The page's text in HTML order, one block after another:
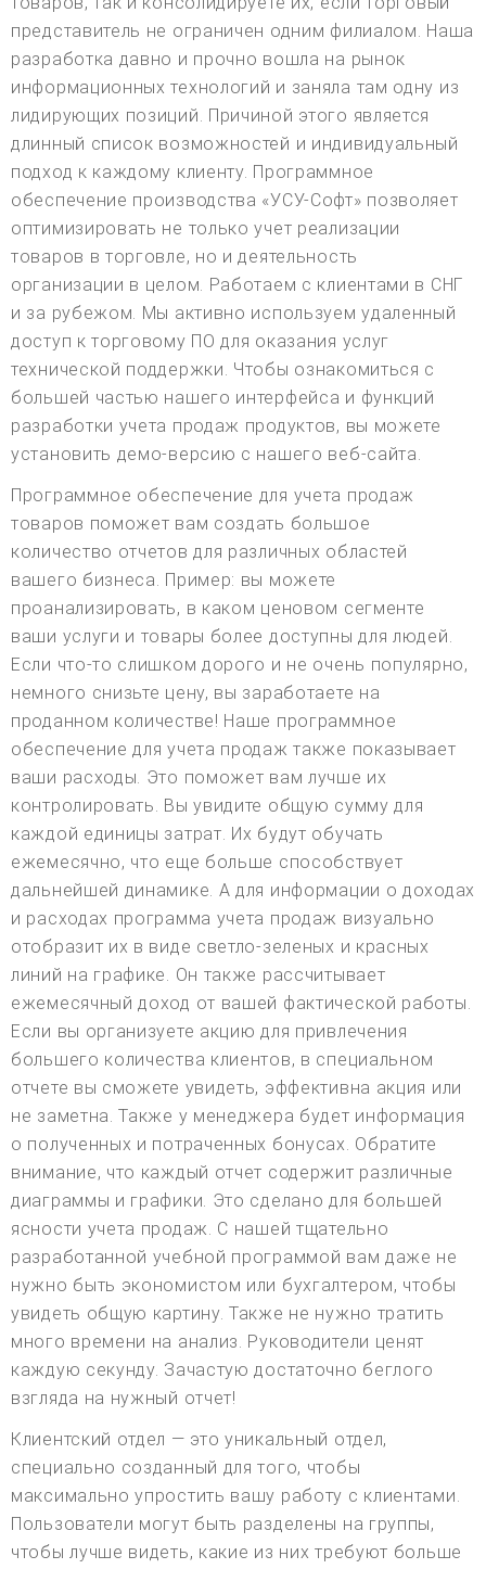
представитель не ограничен одним филиалом. Наша
разработка давно и прочно вошла на рынок
информационных технологий и заняла там одну из
лидирующих позиций. Причиной этого является
длинный список возможностей и индивидуальный
подход к каждому клиенту. Программное
обеспечение производства «УСУ-Софт» позволяет
оптимизировать не только учет реализации
товаров в торговле, но и деятельность
организации в целом. Работаем с клиентами в СНГ
и за рубежом. Мы активно используем удаленный
доступ к торговому ПО для оказания услуг
технической поддержки. Чтобы ознакомиться с
большей частью нашего интерфейса и функций
разработки учета продаж продуктов, вы можете
установить демо-версию с нашего веб-сайта.
Программное обеспечение для учета продаж
товаров поможет вам создать большое
количество отчетов для различных областей
вашего бизнеса. Пример: вы можете
проанализировать, в каком ценовом сегменте
ваши услуги и товары более доступны для людей.
Если что-то слишком дорого и не очень популярно,
немного снизьте цену, вы заработаете на
проданном количестве! Наше программное
обеспечение для учета продаж также показывает
ваши расходы. Это поможет вам лучше их
контролировать. Вы увидите общую сумму для
каждой единицы затрат. Их будут обучать
ежемесячно, что еще больше способствует
дальнейшей динамике. А для информации о доходах
и расходах программа учета продаж визуально
отобразит их в виде светло-зеленых и красных
линий на графике. Он также рассчитывает
ежемесячный доход от вашей фактической работы.
Если вы организуете акцию для привлечения
большего количества клиентов, в специальном
отчете вы сможете увидеть, эффективна акция или
не заметна. Также у менеджера будет информация
о полученных и потраченных бонусах. Обратите
внимание, что каждый отчет содержит различные
диаграммы и графики. Это сделано для большей
ясности учета продаж. С нашей тщательно
разработанной учебной программой вам даже не
нужно быть экономистом или бухгалтером, чтобы
увидеть общую картину. Также не нужно тратить
много времени на анализ. Руководители ценят
каждую секунду. Зачастую достаточно беглого
взгляда на нужный отчет!
Клиентский отдел — это уникальный отдел,
специально созданный для того, чтобы
максимально упростить вашу работу с клиентами.
Пользователи могут быть разделены на группы,
чтобы лучше видеть, какие из них требуют больше